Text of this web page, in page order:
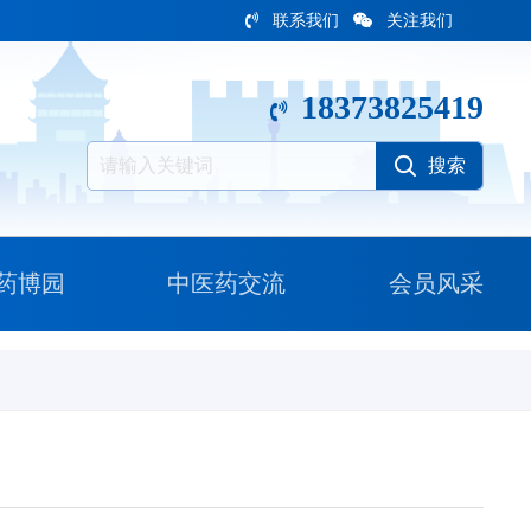
联系我们 关注我们
18373825419
博园 中医药交流 会员风采